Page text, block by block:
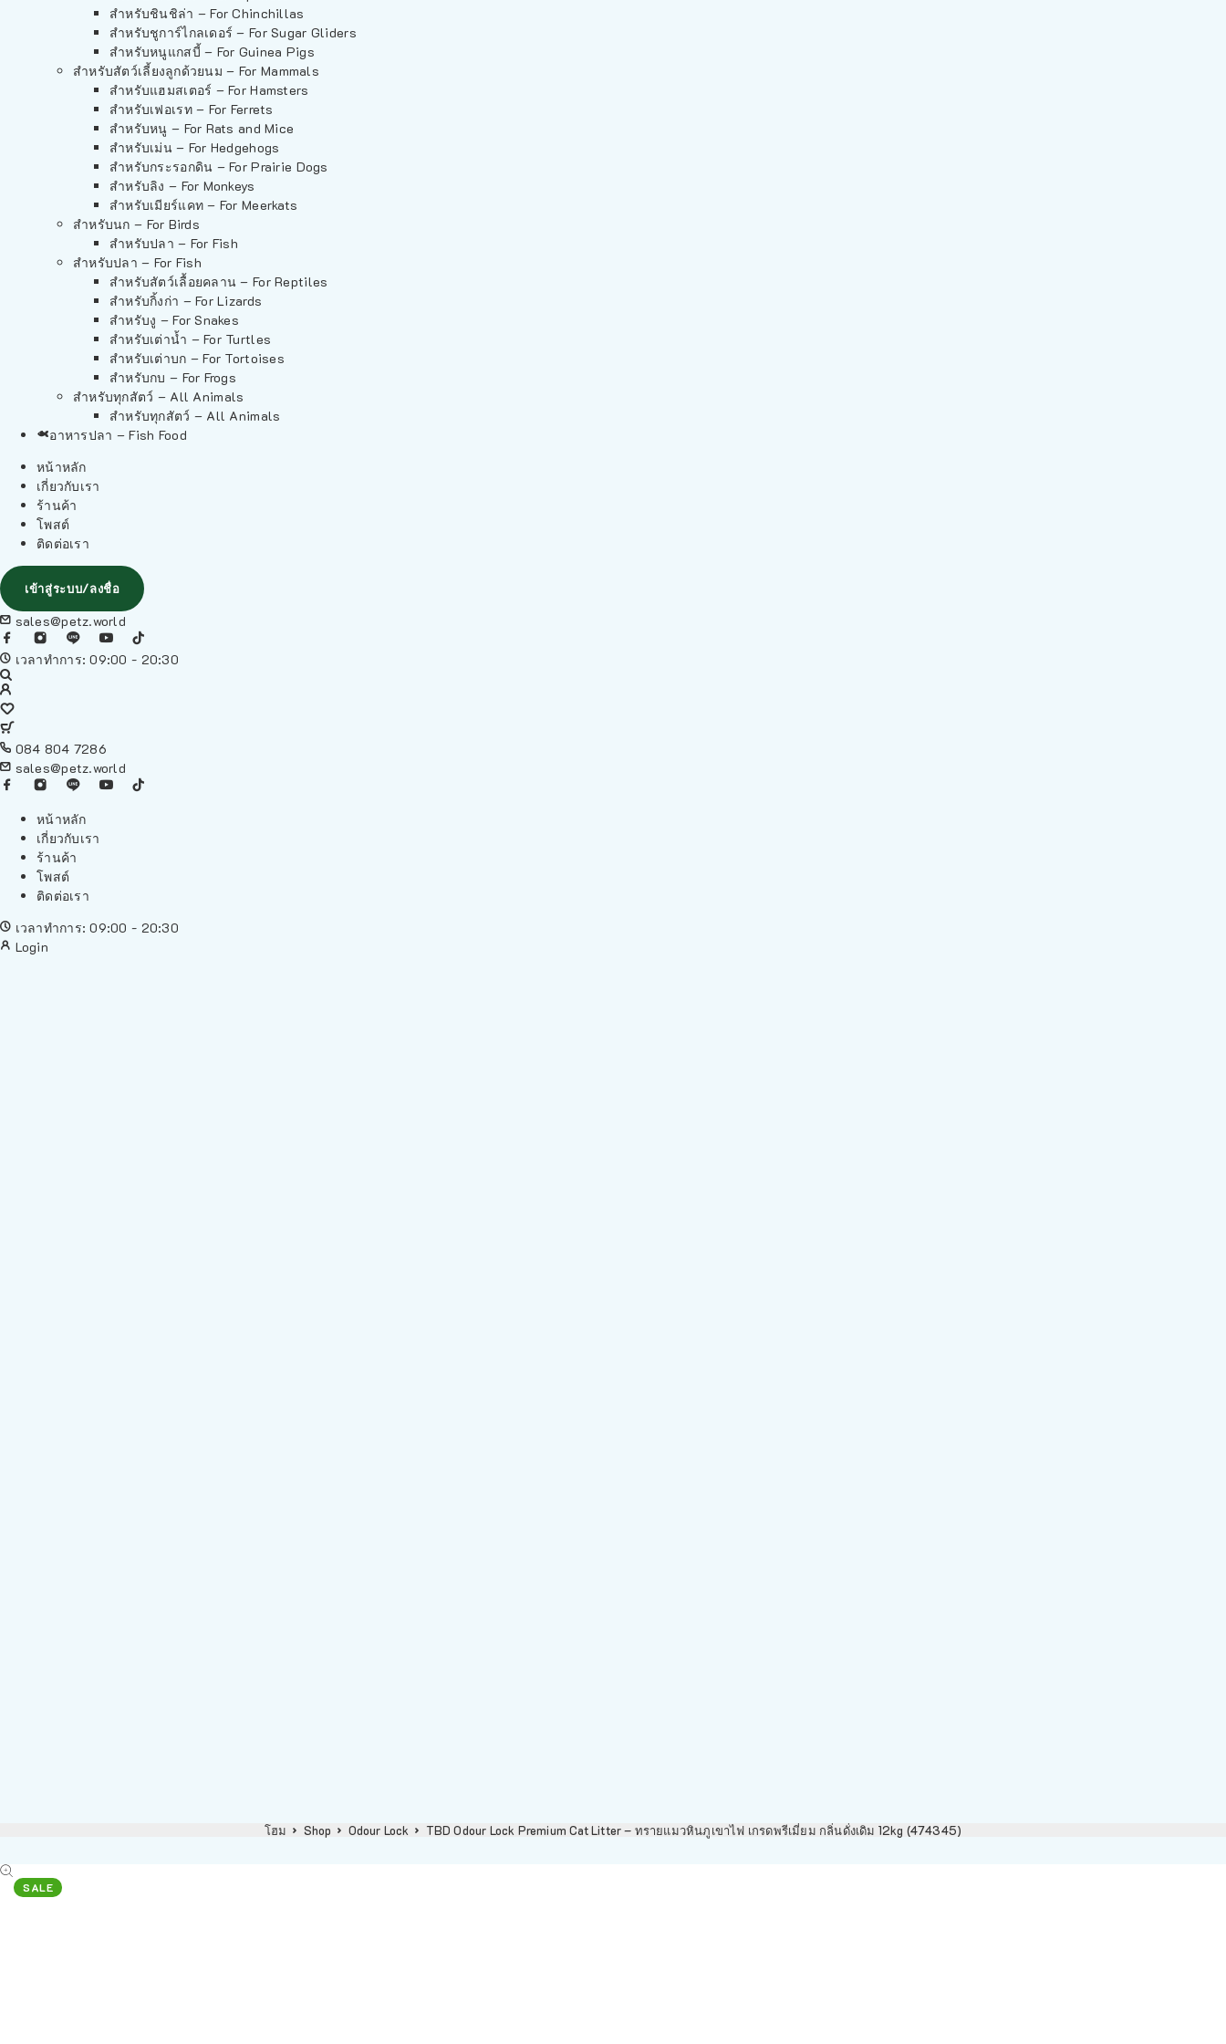
สำหรับชินชิล่า – For Chinchillas
สำหรับชูการ์ไกลเดอร์ – For Sugar Gliders
สำหรับหนูแกสบี้ – For Guinea Pigs
สำหรับสัตว์เลี้ยงลูกด้วยนม – For Mammals
สำหรับแฮมสเตอร์ – For Hamsters
สำหรับเฟอเรท – For Ferrets
สำหรับหนู – For Rats and Mice
สำหรับเม่น – For Hedgehogs
สำหรับกระรอกดิน – For Prairie Dogs
สำหรับลิง – For Monkeys
สำหรับเมียร์แคท – For Meerkats
สำหรับนก – For Birds
สำหรับปลา – For Fish
สำหรับปลา – For Fish
สำหรับสัตว์เลื้อยคลาน – For Reptiles
สำหรับกิ้งก่า – For Lizards
สำหรับงู – For Snakes
สำหรับเต่าน้ำ – For Turtles
สำหรับเต่าบก – For Tortoises
สำหรับกบ – For Frogs
สำหรับทุกสัตว์ – All Animals
สำหรับทุกสัตว์ – All Animals
อาหารปลา – Fish Food
หน้าหลัก
เกี่ยวกับเรา
ร้านค้า
โพสต์
ติดต่อเรา
เข้าสู่ระบบ/ลงชื่อ
sales@petz.world
เวลาทำการ: 09:00 - 20:30
084 804 7286
sales@petz.world
หน้าหลัก
เกี่ยวกับเรา
ร้านค้า
โพสต์
ติดต่อเรา
เวลาทำการ: 09:00 - 20:30
Login
โฮม Shop Odour Lock TBD Odour Lock Premium Cat Litter – ทรายแมวหินภูเขาไฟ เกรดพรีเมี่ยม กลิ่นดั่งเดิม 12kg (474345)
SALE